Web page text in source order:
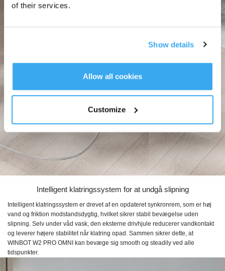
of their services.
Show details
Allow all cookies
Customize
Intelligent klatringssystem for at undgå slipning
Intelligent klatringssystem er drevet af en opdateret synkronrem, som er høj
vand og friktion modstandsdygtig, hvilket sikrer stabil bevægelse uden
slipning. Selv under våd vask, den eksterne drivhjule reducerer vandkontakt
og leverer højere stabilitet når klatring opad. Sammen sikrer dette, at
WINBOT W2 PRO OMNI kan bevæge sig smooth og steadily ved alle
tidspunkter.